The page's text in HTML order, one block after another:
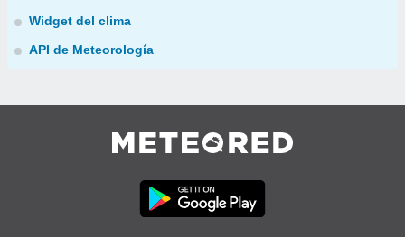
Widget del clima
API de Meteorología